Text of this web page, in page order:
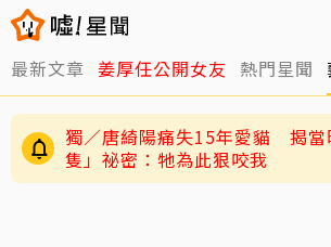
最新文章 姜厚任公開女友 熱門星聞
獨／唐綺陽痛失15年愛貓 揭當
隻」祕密：牠為此狠咬我